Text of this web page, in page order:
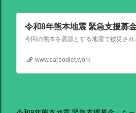
令和8年熊本地震 緊急支援募
今回の熊本を震源と
www.carbodiet.work